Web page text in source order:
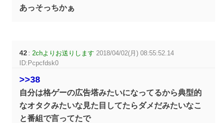
あっそっちかぁ
42 : 2chよりお送りします 2018/04/02(月) 08:55:52.14
ID:Pcpcfdsk0
>>38
自分は格ゲーの広告塔みたいになってるから典型的
なオタクみたいな見た目してたらダメだみたいなこ
と番組で言ってたで